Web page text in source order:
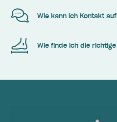
Wie kann ich Kontakt
Wie finde ich die